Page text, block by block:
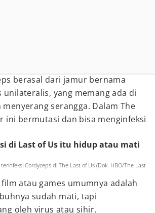
berasal dari jamur bernama
unilateralis, yang memang ada di
serangga. Dalam The
ini bermutasi dan bisa menginfeksi
di Last of Us itu hidup atau mati
Cordyceps di The Last of Us (Dok. HBO/The Last
atau games umumnya adalah
sudah mati, tapi
oleh virus atau sihir.